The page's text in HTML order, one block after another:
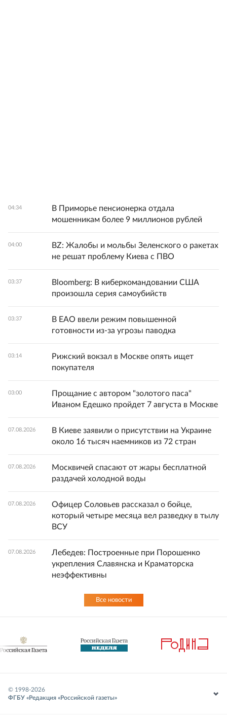
04:34
В Приморье пенсионерка отдала
мошенникам более 9 миллионов рублей
04:00
BZ: Жалобы и мольбы Зеленского о ракетах
не решат проблему Киева с ПВО
03:37
Bloomberg: В киберкомандовании США
произошла серия самоубийств
03:37
В ЕАО ввели режим повышенной
готовности из-за угрозы паводка
03:14
Рижский вокзал в Москве опять ищет
покупателя
03:00
Прощание с автором "золотого паса"
Иваном Едешко пройдет 7 августа в Москве
07.08.2026
В Киеве заявили о присутствии на Украине
около 16 тысяч наемников из 72 стран
07.08.2026
Москвичей спасают от жары бесплатной
раздачей холодной воды
07.08.2026
Офицер Соловьев рассказал о бойце,
который четыре месяца вел разведку в тылу
ВСУ
07.08.2026
Лебедев: Построенные при Порошенко
укрепления Славянска и Краматорска
неэффективны
Все новости
© 1998-2026
ФГБУ «Редакция «Российской газеты»